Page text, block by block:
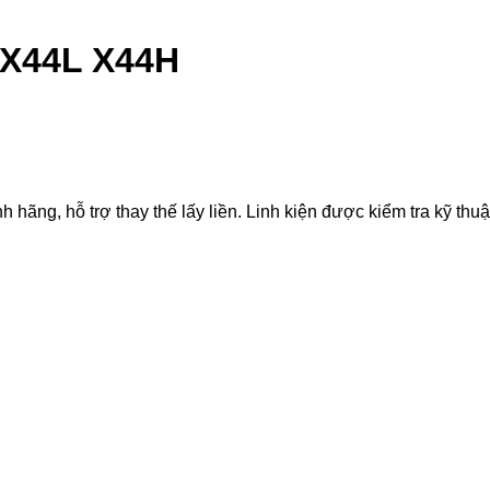
X44H
hãng, hỗ trợ thay thế lấy liền. Linh kiện được kiểm tra kỹ